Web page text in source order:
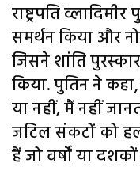
राष्ट्रपति
समर्थन किया और
जिसने शांति
किया. पुतिन ने
या नहीं, मैं नहीं
जटिल संकटों को
हैं जो वर्षों या